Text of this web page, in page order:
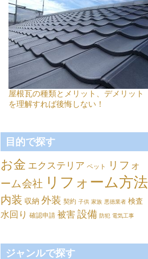
屋根瓦の種類とメリット、デメリット
を理解すれば後悔しない！
目的で探す
お金 エクステリア ペット
リフォ
ーム会社 リフォーム方法
内装 収納 外装 契約 子供 家族 悪徳業者 検査
水回り 確認申請 被害 設備 防犯 電気工事
ジャンルで探す